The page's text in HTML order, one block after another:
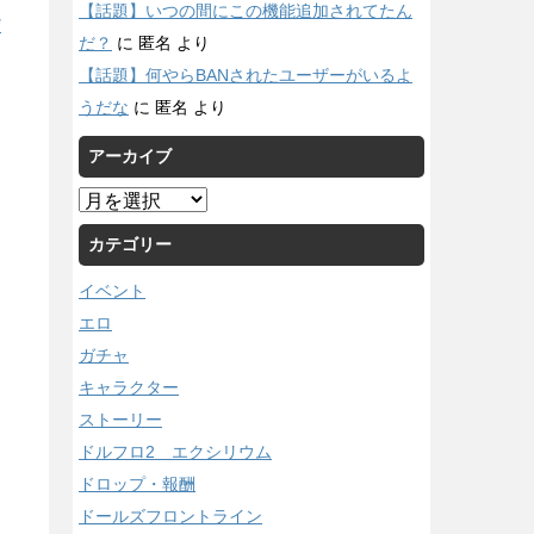
【話題】いつの間にこの機能追加されてたん
だ？ に 匿名 より
【話題】何やらBANされたユーザーがいるよ
うだな に 匿名 より
アーカイブ
ア
ー
カ
イ
ブ
カテゴリー
イベント
エロ
ガチャ
キャラクター
ストーリー
ドルフロ2 エクシリウム
ドロップ・報酬
ドールズフロントライン